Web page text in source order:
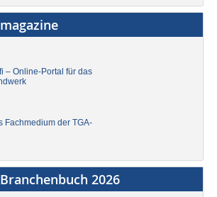
– Online-Portal für das
Fachmedium der TGA-
2026